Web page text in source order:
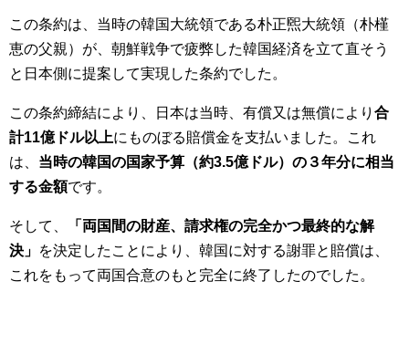
この条約は、当時の韓国大統領である朴正煕大統領（朴槿
恵の父親）が、朝鮮戦争で疲弊した韓国経済を立て直そう
と日本側に提案して実現した条約でした。
この条約締結により、日本は当時、有償又は無償により 合
計11億ドル以上にものぼる賠償金を支払いました。これ
は、 当時の韓国の国家予算（約3.5億ドル）の３年分に相当
する金額です。
そして、
「両国間の財産、請求権の完全かつ最終的な解
決」 を決定したことにより、韓国に対する謝罪と賠償は、
これをもって両国合意のもと完全に終了したのでした。